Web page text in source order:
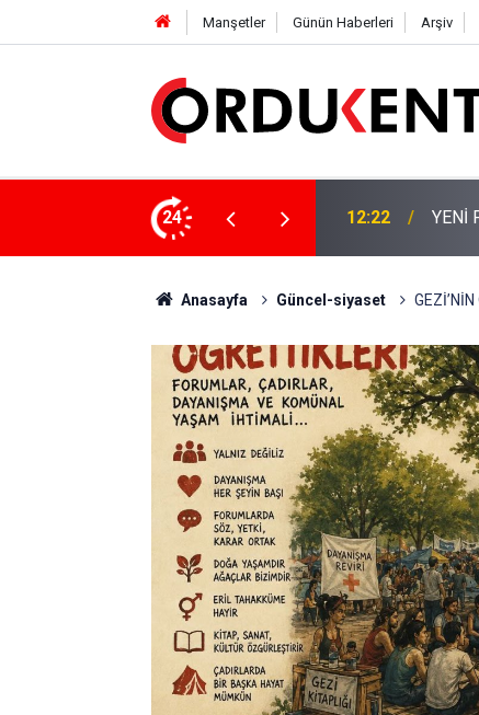
Manşetler Günün Haberleri Arşiv
24
KURUCU KADROSU AÇIKLANDI 12:22 YENİ
Anasayfa Güncel-siyaset